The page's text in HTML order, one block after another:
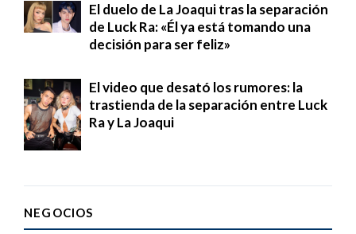
El duelo de La Joaqui tras la separación
de Luck Ra: «Él ya está tomando una
decisión para ser feliz»
El video que desató los rumores: la
trastienda de la separación entre Luck
Ra y La Joaqui
NEGOCIOS